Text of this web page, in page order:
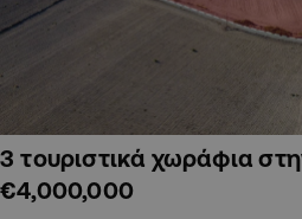
3 τουριστικά χωράφια
€4,000,000